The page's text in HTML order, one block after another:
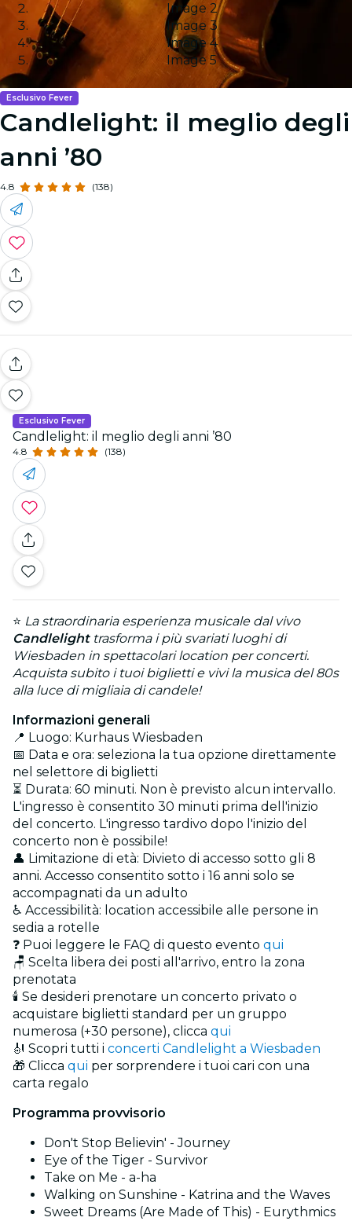
Image 2
Image 3
Image 4
Image 5
Esclusivo Fever
Candlelight: il meglio degli
anni ’80
4.8 (138)
Esclusivo Fever
Candlelight: il meglio degli anni ’80
4.8 (138)
⭐ La straordinaria esperienza musicale dal vivo
Candlelighttrasforma i più svariati luoghi di
Wiesbaden in spettacolari location per concerti.
Acquista subito i tuoi biglietti e vivi la musica del 80s
alla luce di migliaia di candele!
Informazioni generali
📍 Luogo: Kurhaus Wiesbaden
📅 Data e ora: seleziona la tua opzione direttamente
nel selettore di biglietti
⏳ Durata: 60 minuti. Non è previsto alcun intervallo.
L'ingresso è consentito 30 minuti prima dell'inizio
del concerto. L'ingresso tardivo dopo l'inizio del
concerto non è possibile!
👤 Limitazione di età: Divieto di accesso sotto gli 8
anni. Accesso consentito sotto i 16 anni solo se
accompagnati da un adulto
♿ Accessibilità: location accessibile alle persone in
sedia a rotelle
❓ Puoi leggere le FAQ di questo evento qui
🪑 Scelta libera dei posti all'arrivo, entro la zona
prenotata
🕯️ Se desideri prenotare un concerto privato o
acquistare biglietti standard per un gruppo
numerosa (+30 persone), clicca qui
🎻 Scopri tutti i concerti Candlelight a Wiesbaden
🎁 Clicca qui per sorprendere i tuoi cari con una
carta regalo
Programma provvisorio
Don't Stop Believin' - Journey
Eye of the Tiger - Survivor
Take on Me - a-ha
Walking on Sunshine - Katrina and the Waves
Sweet Dreams (Are Made of This) - Eurythmics